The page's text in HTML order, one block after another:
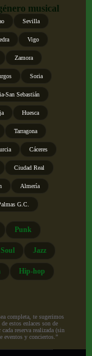
musical
Sevilla
Vigo
Zamora
Soria
San Sebastián
Huesca
Tarragona
Cáceres
Ciudad Real
Almería
G.C.
Punk
Soul Jazz
Hip-hop
completa, te sugerimos
estos enlaces son de
reserva realizada (sin
eventos y conciertos.”